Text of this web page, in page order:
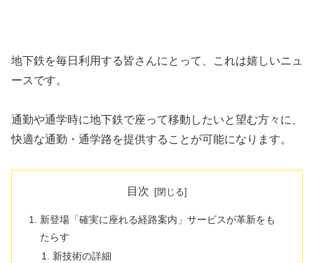
地下鉄を毎日利用する皆さんにとって、これは嬉しいニュ
ースです。
通勤や通学時に地下鉄で座って移動したいと望む方々に、
快適な通勤・通学路を提供することが可能になります。
目次
新登場「確実に座れる経路案内」サービスが革新をも
たらす
新技術の詳細